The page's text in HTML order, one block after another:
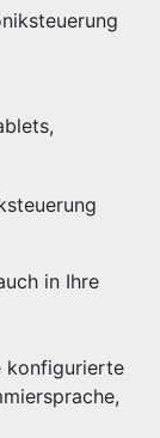
in Ihre
konfigurierte